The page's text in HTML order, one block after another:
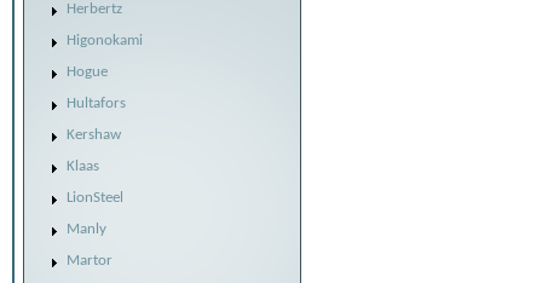
Herbertz
Higonokami
Hogue
Hultafors
Kershaw
Klaas
LionSteel
Manly
Martor